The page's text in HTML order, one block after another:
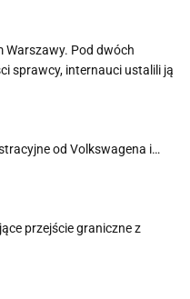
Warszawy. Pod dwóch
sprawcy, internauci ustalili ją
od Volkswagena i…
przejście graniczne z